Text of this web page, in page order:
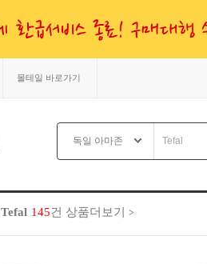
몰테일 바로가기
Tefal 145건 상품더보기 >